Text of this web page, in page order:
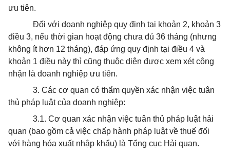
ưu tiên.
Đối với doanh nghiệp quy định tại khoản 2, khoản 3
điều 3, nếu thời gian hoạt động chưa đủ 36 tháng (nhưng
không ít hơn 12 tháng), đáp ứng quy định tại điều 4 và
khoản 1 điều này thì cũng thuộc diện được xem xét công
nhận là doanh nghiệp ưu tiên.
3. Các cơ quan có thẩm quyền xác nhận việc tuân
thủ pháp luật của doanh nghiệp:
3.1. Cơ quan xác nhận việc tuân thủ pháp luật hải
quan (bao gồm cả việc chấp hành pháp luật về thuế đối
với hàng hóa xuất nhập khẩu) là Tổng cục Hải quan.